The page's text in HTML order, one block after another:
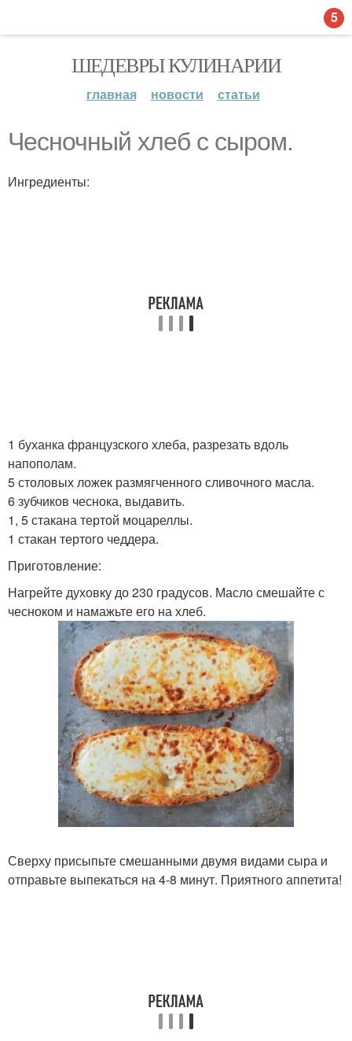
ШЕДЕВРЫ КУЛИНАРИИ
главная новости статьи
Чесночный хлеб с сыром.
Ингредиенты:
1 буханка французского хлеба, разрезать вдоль
напополам.
5 столовых ложек размягченного сливочного масла.
6 зубчиков чеснока, выдавить.
1, 5 стакана тертой моцареллы.
1 стакан тертого чеддера.
Приготовление:
Нагрейте духовку до 230 градусов. Масло смешайте с
чесноком и намажьте его на хлеб.
Сверху присыпьте смешанными двумя видами сыра и
отправьте выпекаться на 4-8 минут. Приятного аппетита!
5